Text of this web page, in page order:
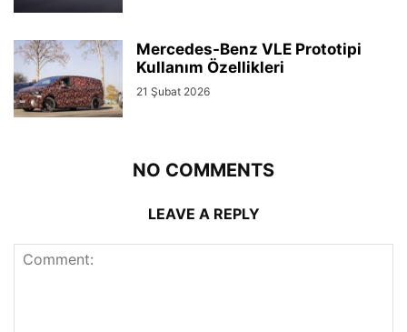
Mercedes-Benz VLE Prototipi
Kullanım Özellikleri
21 Şubat 2026
NO COMMENTS
LEAVE A REPLY